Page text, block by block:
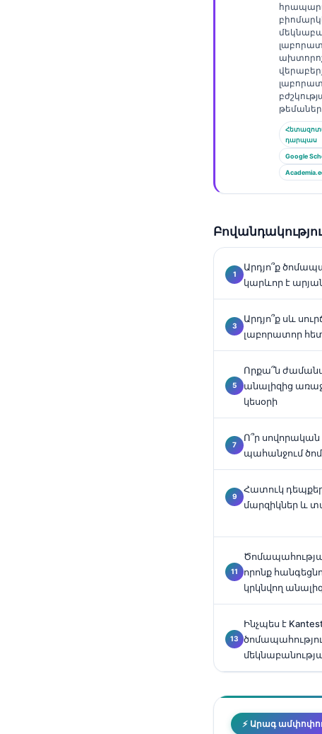
դարպաս
Google
Արդյո՞ք
կարևոր է
Արդյո՞ք սև
լաբորատոր
Որքա՞ն
անալիզից
կեսօրի
Ո՞ր սովորական
պահանջում
Հատուկ
մարզիկներ և
որոնք
կրկնվող
Ինչպես է
⚡ Արագ